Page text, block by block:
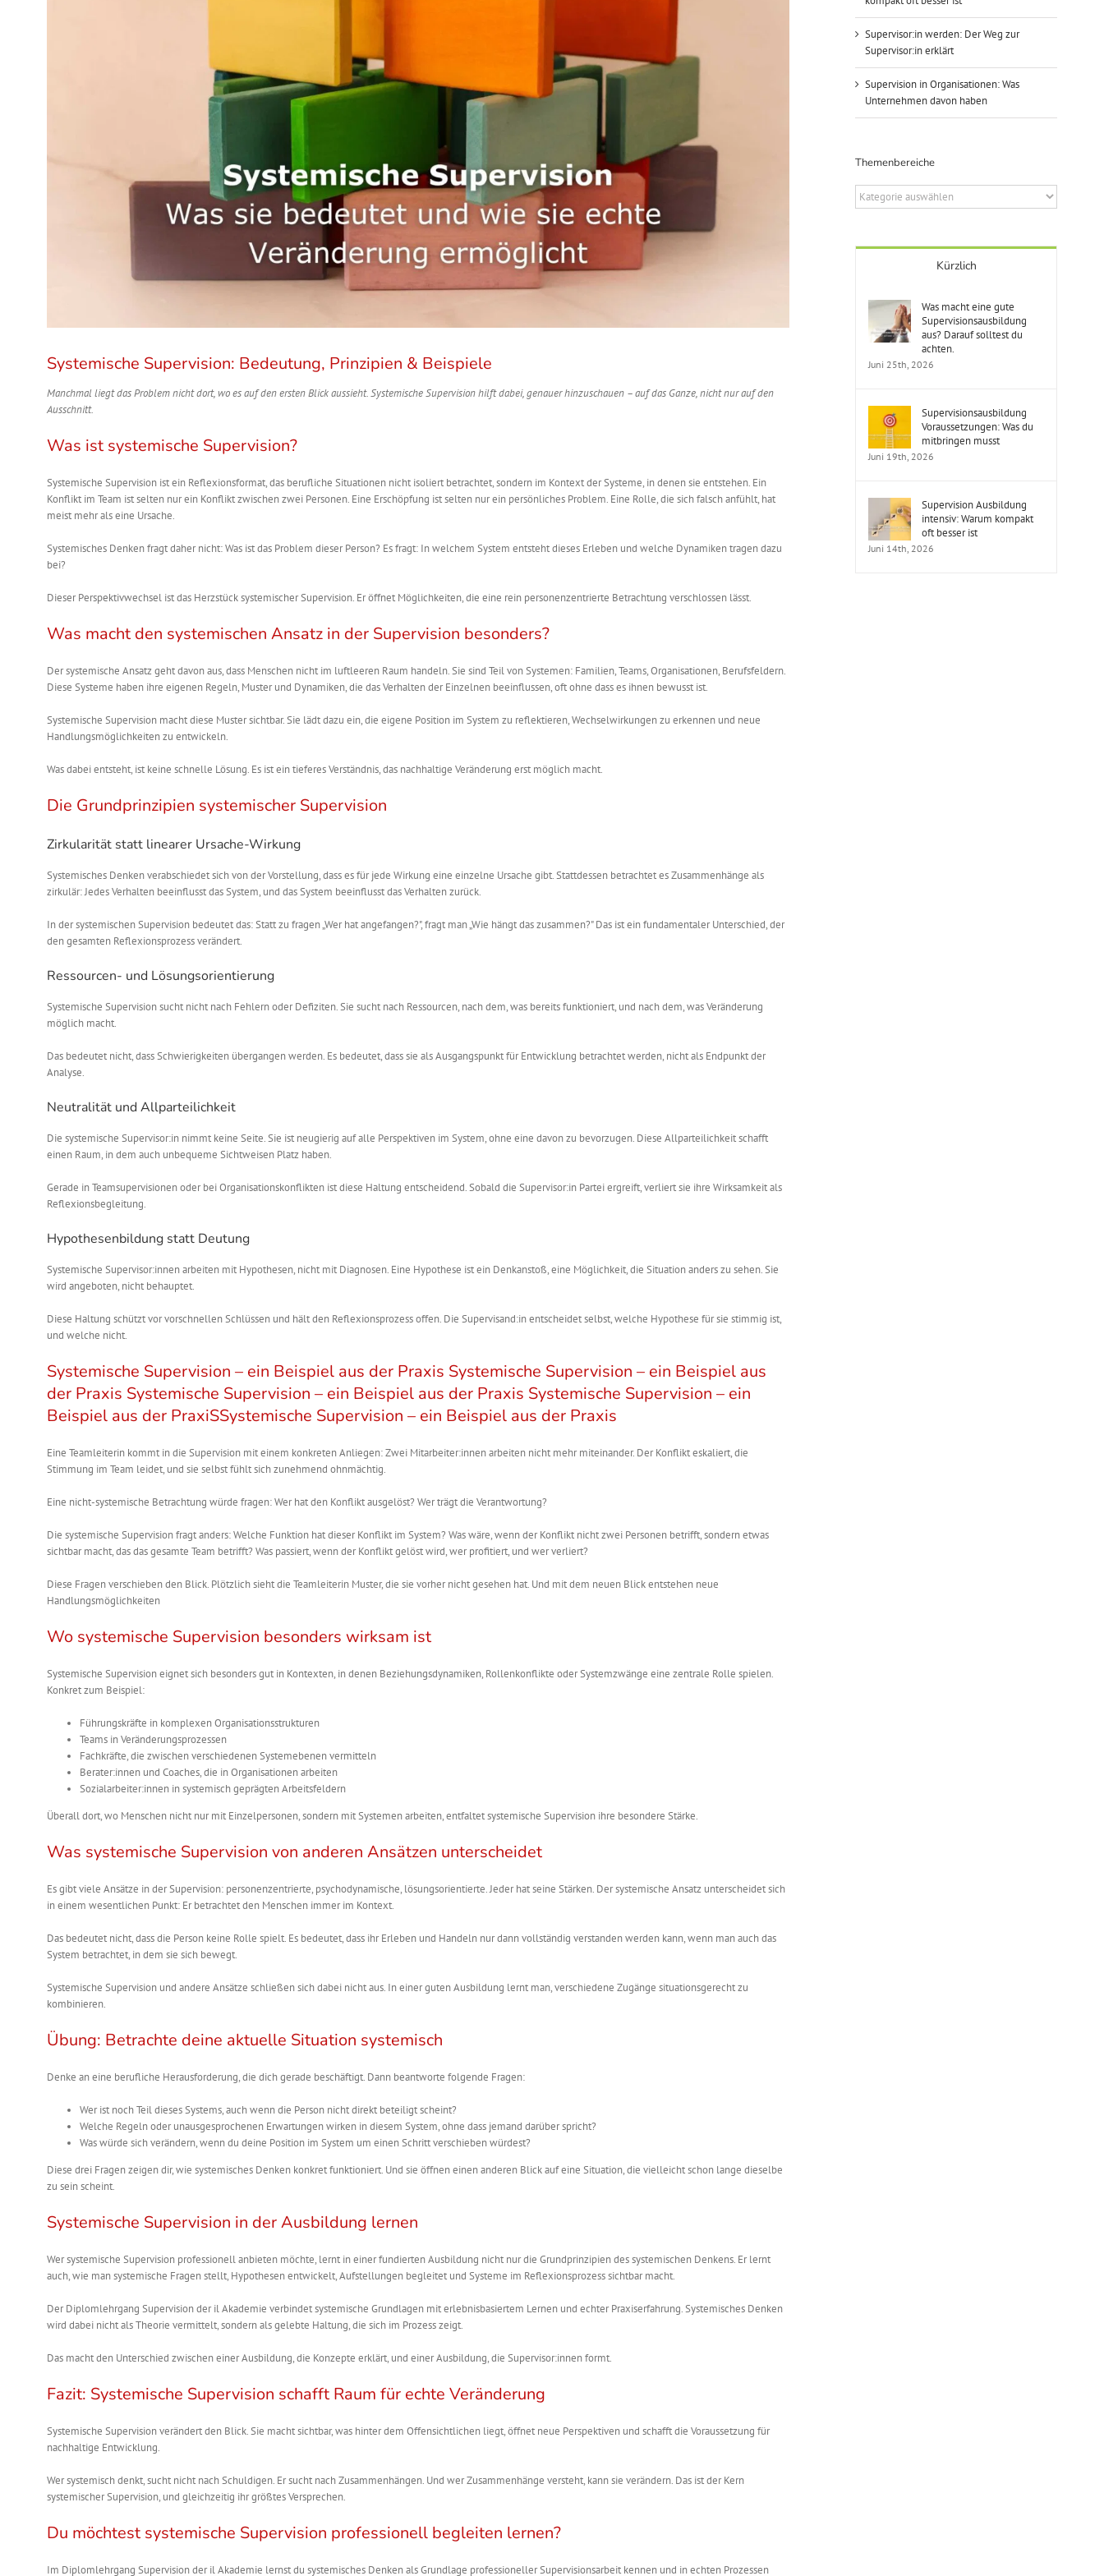
Systemische Supervision: Bedeutung, Prinzipien & Beispiele
Manchmal liegt das Problem nicht dort, wo es auf den ersten Blick aussieht. Systemische Supervision hilft dabei, genauer hinzuschauen – auf das Ganze, nicht nur auf den
Ausschnitt.
Was ist systemische Supervision?
Systemische Supervision ist ein Reflexionsformat, das berufliche Situationen nicht isoliert betrachtet, sondern im Kontext der Systeme, in denen sie entstehen. Ein
Konflikt im Team ist selten nur ein Konflikt zwischen zwei Personen. Eine Erschöpfung ist selten nur ein persönliches Problem. Eine Rolle, die sich falsch anfühlt, hat
meist mehr als eine Ursache.
Systemisches Denken fragt daher nicht: Was ist das Problem dieser Person? Es fragt: In welchem System entsteht dieses Erleben und welche Dynamiken tragen dazu
bei?
Dieser Perspektivwechsel ist das Herzstück systemischer Supervision. Er öffnet Möglichkeiten, die eine rein personenzentrierte Betrachtung verschlossen lässt.
Was macht den systemischen Ansatz in der Supervision besonders?
Der systemische Ansatz geht davon aus, dass Menschen nicht im luftleeren Raum handeln. Sie sind Teil von Systemen: Familien, Teams, Organisationen, Berufsfeldern.
Diese Systeme haben ihre eigenen Regeln, Muster und Dynamiken, die das Verhalten der Einzelnen beeinflussen, oft ohne dass es ihnen bewusst ist.
Systemische Supervision macht diese Muster sichtbar. Sie lädt dazu ein, die eigene Position im System zu reflektieren, Wechselwirkungen zu erkennen und neue
Handlungsmöglichkeiten zu entwickeln.
Was dabei entsteht, ist keine schnelle Lösung. Es ist ein tieferes Verständnis, das nachhaltige Veränderung erst möglich macht.
Die Grundprinzipien systemischer Supervision
Zirkularität statt linearer Ursache-Wirkung
Systemisches Denken verabschiedet sich von der Vorstellung, dass es für jede Wirkung eine einzelne Ursache gibt. Stattdessen betrachtet es Zusammenhänge als
zirkulär: Jedes Verhalten beeinflusst das System, und das System beeinflusst das Verhalten zurück.
In der systemischen Supervision bedeutet das: Statt zu fragen „Wer hat angefangen?", fragt man „Wie hängt das zusammen?" Das ist ein fundamentaler Unterschied, der
den gesamten Reflexionsprozess verändert.
Ressourcen- und Lösungsorientierung
Systemische Supervision sucht nicht nach Fehlern oder Defiziten. Sie sucht nach Ressourcen, nach dem, was bereits funktioniert, und nach dem, was Veränderung
möglich macht.
Das bedeutet nicht, dass Schwierigkeiten übergangen werden. Es bedeutet, dass sie als Ausgangspunkt für Entwicklung betrachtet werden, nicht als Endpunkt der
Analyse.
Neutralität und Allparteilichkeit
Die systemische Supervisor:in nimmt keine Seite. Sie ist neugierig auf alle Perspektiven im System, ohne eine davon zu bevorzugen. Diese Allparteilichkeit schafft
einen Raum, in dem auch unbequeme Sichtweisen Platz haben.
Gerade in Teamsupervisionen oder bei Organisationskonflikten ist diese Haltung entscheidend. Sobald die Supervisor:in Partei ergreift, verliert sie ihre Wirksamkeit als
Reflexionsbegleitung.
Hypothesenbildung statt Deutung
Systemische Supervisor:innen arbeiten mit Hypothesen, nicht mit Diagnosen. Eine Hypothese ist ein Denkanstoß, eine Möglichkeit, die Situation anders zu sehen. Sie
wird angeboten, nicht behauptet.
Diese Haltung schützt vor vorschnellen Schlüssen und hält den Reflexionsprozess offen. Die Supervisand:in entscheidet selbst, welche Hypothese für sie stimmig ist,
und welche nicht.
Systemische Supervision – ein Beispiel aus der Praxis Systemische Supervision – ein Beispiel aus
der Praxis Systemische Supervision – ein Beispiel aus der Praxis Systemische Supervision – ein
Beispiel aus der PraxiSSystemische Supervision – ein Beispiel aus der Praxis
Eine Teamleiterin kommt in die Supervision mit einem konkreten Anliegen: Zwei Mitarbeiter:innen arbeiten nicht mehr miteinander. Der Konflikt eskaliert, die
Stimmung im Team leidet, und sie selbst fühlt sich zunehmend ohnmächtig.
Eine nicht-systemische Betrachtung würde fragen: Wer hat den Konflikt ausgelöst? Wer trägt die Verantwortung?
Die systemische Supervision fragt anders: Welche Funktion hat dieser Konflikt im System? Was wäre, wenn der Konflikt nicht zwei Personen betrifft, sondern etwas
sichtbar macht, das das gesamte Team betrifft? Was passiert, wenn der Konflikt gelöst wird, wer profitiert, und wer verliert?
Diese Fragen verschieben den Blick. Plötzlich sieht die Teamleiterin Muster, die sie vorher nicht gesehen hat. Und mit dem neuen Blick entstehen neue
Handlungsmöglichkeiten
Wo systemische Supervision besonders wirksam ist
Systemische Supervision eignet sich besonders gut in Kontexten, in denen Beziehungsdynamiken, Rollenkonflikte oder Systemzwänge eine zentrale Rolle spielen.
Konkret zum Beispiel:
Führungskräfte in komplexen Organisationsstrukturen
Teams in Veränderungsprozessen
Fachkräfte, die zwischen verschiedenen Systemebenen vermitteln
Berater:innen und Coaches, die in Organisationen arbeiten
Sozialarbeiter:innen in systemisch geprägten Arbeitsfeldern
Überall dort, wo Menschen nicht nur mit Einzelpersonen, sondern mit Systemen arbeiten, entfaltet systemische Supervision ihre besondere Stärke.
Was systemische Supervision von anderen Ansätzen unterscheidet
Es gibt viele Ansätze in der Supervision: personenzentrierte, psychodynamische, lösungsorientierte. Jeder hat seine Stärken. Der systemische Ansatz unterscheidet sich
in einem wesentlichen Punkt: Er betrachtet den Menschen immer im Kontext.
Das bedeutet nicht, dass die Person keine Rolle spielt. Es bedeutet, dass ihr Erleben und Handeln nur dann vollständig verstanden werden kann, wenn man auch das
System betrachtet, in dem sie sich bewegt.
Systemische Supervision und andere Ansätze schließen sich dabei nicht aus. In einer guten Ausbildung lernt man, verschiedene Zugänge situationsgerecht zu
kombinieren.
Übung: Betrachte deine aktuelle Situation systemisch
Denke an eine berufliche Herausforderung, die dich gerade beschäftigt. Dann beantworte folgende Fragen:
Wer ist noch Teil dieses Systems, auch wenn die Person nicht direkt beteiligt scheint?
Welche Regeln oder unausgesprochenen Erwartungen wirken in diesem System, ohne dass jemand darüber spricht?
Was würde sich verändern, wenn du deine Position im System um einen Schritt verschieben würdest?
Diese drei Fragen zeigen dir, wie systemisches Denken konkret funktioniert. Und sie öffnen einen anderen Blick auf eine Situation, die vielleicht schon lange dieselbe
zu sein scheint.
Systemische Supervision in der Ausbildung lernen
Wer systemische Supervision professionell anbieten möchte, lernt in einer fundierten Ausbildung nicht nur die Grundprinzipien des systemischen Denkens. Er lernt
auch, wie man systemische Fragen stellt, Hypothesen entwickelt, Aufstellungen begleitet und Systeme im Reflexionsprozess sichtbar macht.
Der Diplomlehrgang Supervision der il Akademie verbindet systemische Grundlagen mit erlebnisbasiertem Lernen und echter Praxiserfahrung. Systemisches Denken
wird dabei nicht als Theorie vermittelt, sondern als gelebte Haltung, die sich im Prozess zeigt.
Das macht den Unterschied zwischen einer Ausbildung, die Konzepte erklärt, und einer Ausbildung, die Supervisor:innen formt.
Fazit: Systemische Supervision schafft Raum für echte Veränderung
Systemische Supervision verändert den Blick. Sie macht sichtbar, was hinter dem Offensichtlichen liegt, öffnet neue Perspektiven und schafft die Voraussetzung für
nachhaltige Entwicklung.
Wer systemisch denkt, sucht nicht nach Schuldigen. Er sucht nach Zusammenhängen. Und wer Zusammenhänge versteht, kann sie verändern. Das ist der Kern
systemischer Supervision, und gleichzeitig ihr größtes Versprechen.
Du möchtest systemische Supervision professionell begleiten lernen?
Im Diplomlehrgang Supervision der il Akademie lernst du systemisches Denken als Grundlage professioneller Supervisionsarbeit kennen und in echten Prozessen
Supervisor:in werden: Der Weg zur
Supervisor:in erklärt
Supervision in Organisationen: Was
Unternehmen davon haben
Themenbereiche
Themenbereiche
Kürzlich
Was macht eine gute
Supervisionsausbildung
aus? Darauf solltest du
achten.
Juni 25th, 2026
Supervisionsausbildung
Voraussetzungen: Was du
mitbringen musst
Juni 19th, 2026
Supervision Ausbildung
intensiv: Warum kompakt
oft besser ist
Juni 14th, 2026